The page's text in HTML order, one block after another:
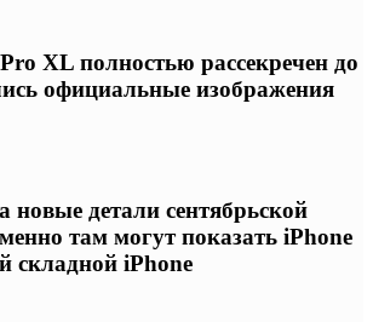
XL полностью рассекречен до
официальные изображения
новые детали сентябрьской
там могут показать iPhone
складной iPhone